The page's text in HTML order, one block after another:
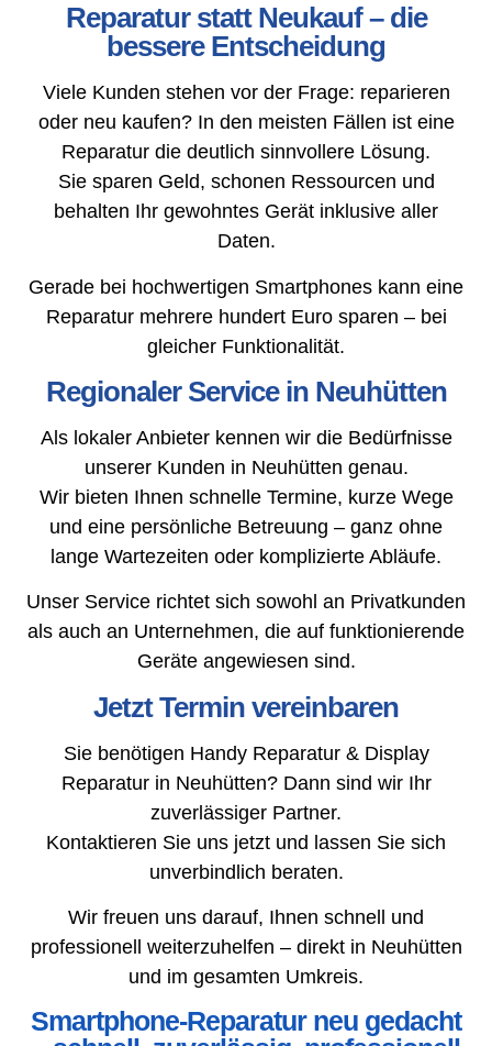
Reparatur statt Neukauf – die
bessere Entscheidung
Viele Kunden stehen vor der Frage: reparieren
oder neu kaufen? In den meisten Fällen ist eine
Reparatur die deutlich sinnvollere Lösung.
Sie sparen Geld, schonen Ressourcen und
behalten Ihr gewohntes Gerät inklusive aller
Daten.
Gerade bei hochwertigen Smartphones kann eine
Reparatur mehrere hundert Euro sparen – bei
gleicher Funktionalität.
Regionaler Service in Neuhütten
Als lokaler Anbieter kennen wir die Bedürfnisse
unserer Kunden in Neuhütten genau.
Wir bieten Ihnen schnelle Termine, kurze Wege
und eine persönliche Betreuung – ganz ohne
lange Wartezeiten oder komplizierte Abläufe.
Unser Service richtet sich sowohl an Privatkunden
als auch an Unternehmen, die auf funktionierende
Geräte angewiesen sind.
Jetzt Termin vereinbaren
Sie benötigen Handy Reparatur & Display
Reparatur in Neuhütten? Dann sind wir Ihr
zuverlässiger Partner.
Kontaktieren Sie uns jetzt und lassen Sie sich
unverbindlich beraten.
Wir freuen uns darauf, Ihnen schnell und
professionell weiterzuhelfen – direkt in Neuhütten
und im gesamten Umkreis.
Smartphone-Reparatur neu gedacht